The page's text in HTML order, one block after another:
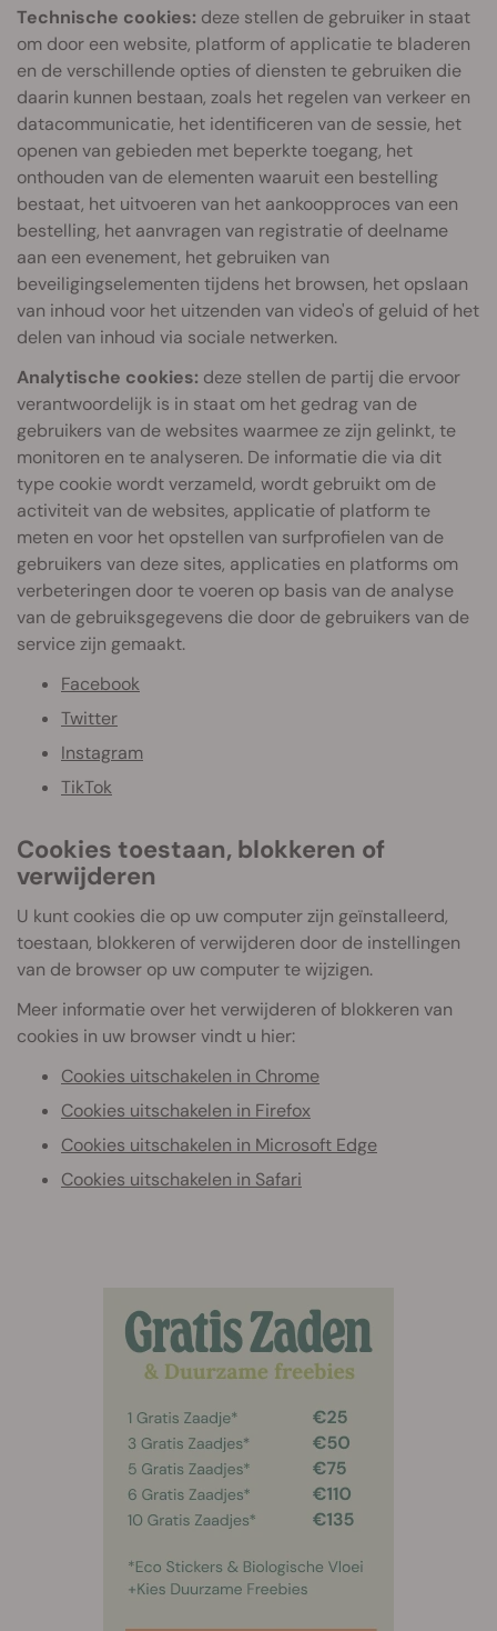
Technische cookies: deze stellen de gebruiker in staat
om door een website, platform of applicatie te bladeren
en de verschillende opties of diensten te gebruiken die
daarin kunnen bestaan, zoals het regelen van verkeer en
datacommunicatie, het identificeren van de sessie, het
openen van gebieden met beperkte toegang, het
onthouden van de elementen waaruit een bestelling
bestaat, het uitvoeren van het aankoopproces van een
bestelling, het aanvragen van registratie of deelname
aan een evenement, het gebruiken van
beveiligingselementen tijdens het browsen, het opslaan
van inhoud voor het uitzenden van video's of geluid of het
delen van inhoud via sociale netwerken.
Analytische cookies: deze stellen de partij die ervoor
verantwoordelijk is in staat om het gedrag van de
gebruikers van de websites waarmee ze zijn gelinkt, te
monitoren en te analyseren. De informatie die via dit
type cookie wordt verzameld, wordt gebruikt om de
activiteit van de websites, applicatie of platform te
meten en voor het opstellen van surfprofielen van de
gebruikers van deze sites, applicaties en platforms om
verbeteringen door te voeren op basis van de analyse
van de gebruiksgegevens die door de gebruikers van de
service zijn gemaakt.
Facebook
Twitter
Instagram
TikTok
Cookies toestaan, blokkeren of
verwijderen
U kunt cookies die op uw computer zijn geïnstalleerd,
toestaan, blokkeren of verwijderen door de instellingen
van de browser op uw computer te wijzigen.
Meer informatie over het verwijderen of blokkeren van
cookies in uw browser vindt u hier:
Cookies uitschakelen in Chrome
Cookies uitschakelen in Firefox
Cookies uitschakelen in Microsoft Edge
Cookies uitschakelen in Safari